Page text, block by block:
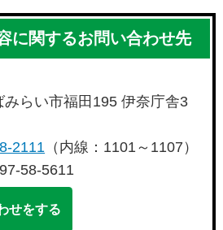
に関するお問い合わせ先
らい市福田195 伊奈庁舎3
2111 （内線：1101～1107）
58-5611
せをする